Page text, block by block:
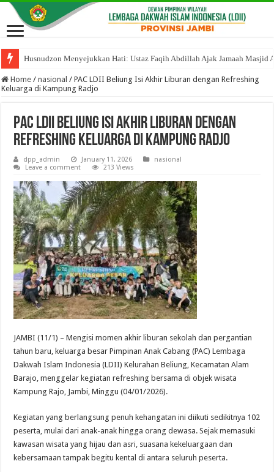
Husnudzon Menyejukkan Hati: Ustaz Faqih Abdillah Ajak Jamaah
Home / nasional / PAC LDII Beliung Isi Akhir Liburan dengan Refreshing
Keluarga di Kampung Radjo
PAC LDII Beliung Isi Akhir Liburan dengan
Refreshing Keluarga di Kampung Radjo
dpp_admin January 11, 2026
nasional
Leave a comment
213 Views
JAMBI (11/1) – Mengisi momen akhir liburan sekolah dan pergantian
tahun baru, keluarga besar Pimpinan Anak Cabang (PAC) Lembaga
Dakwah Islam Indonesia (LDII) Kelurahan Beliung, Kecamatan Alam
Barajo, menggelar kegiatan refreshing bersama di objek wisata
Kampung Rajo, Jambi, Minggu (04/01/2026).
Kegiatan yang berlangsung penuh kehangatan ini diikuti sedikitnya 102
peserta, mulai dari anak-anak hingga orang dewasa. Sejak memasuki
kawasan wisata yang hijau dan asri, suasana kekeluargaan dan
kebersamaan tampak begitu kental di antara seluruh peserta.